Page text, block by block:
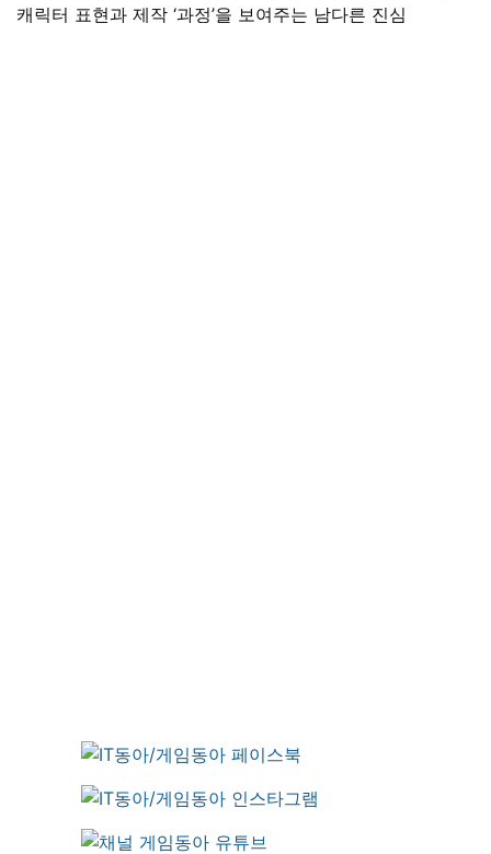
캐릭터 표현과 제작 ‘과정’을 보여주는 남다른 진심